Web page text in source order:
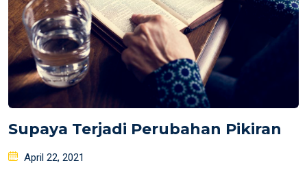
Supaya Terjadi Perubahan Pikiran
Posted
April 22, 2021